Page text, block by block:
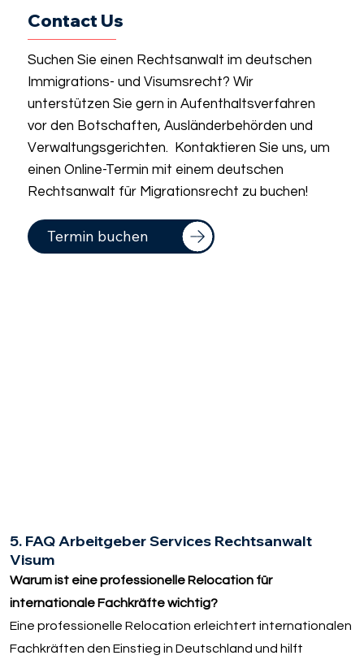
Contact Us
Suchen Sie einen Rechtsanwalt im deutschen
Immigrations- und Visumsrecht? Wir
unterstützen Sie gern in Aufenthaltsverfahren
vor den Botschaften, Ausländerbehörden und
Verwaltungsgerichten. Kontaktieren Sie uns, um
einen Online-Termin mit einem deutschen
Rechtsanwalt für Migrationsrecht zu buchen!
Termin buchen
5. FAQ Arbeitgeber Services Rechtsanwalt
Visum
Warum ist eine professionelle Relocation für
internationale Fachkräfte wichtig?
Eine professionelle Relocation erleichtert internationalen
Fachkräften den Einstieg in Deutschland und hilft